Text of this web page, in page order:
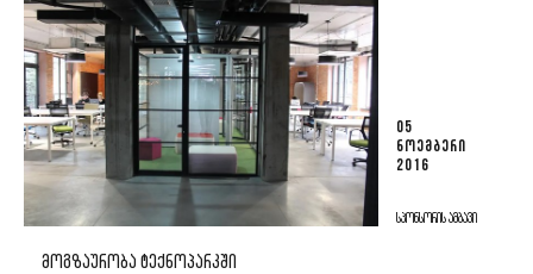
05
ᲜᲝᲔᲛᲑᲔᲠᲘ
2016
ᲡᲞᲝᲜᲡᲝᲠᲘᲡ ᲐᲛᲑᲐᲕᲘ
ᲛᲝᲒᲖᲐᲣᲠᲝᲑᲐ ᲢᲔᲥᲜᲝᲞᲐᲠᲙᲨᲘ